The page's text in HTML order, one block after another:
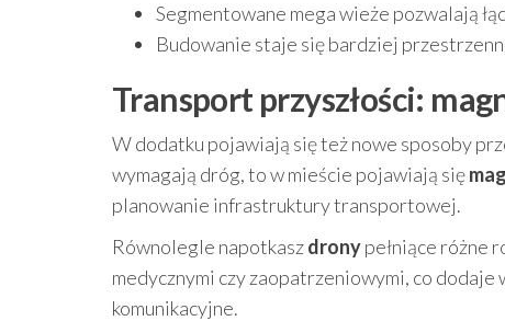
Segmentowane mega wieże pozwalają
Budowanie staje się bardziej
Transport przyszłości:
W dodatku pojawiają się też nowe sposoby
wymagają dróg, to w mieście pojawiają się
planowanie infrastruktury transportowej.
Równolegle napotkaszdronypełniące różne
medycznymi czy zaopatrzeniowymi, co
komunikacyjne.